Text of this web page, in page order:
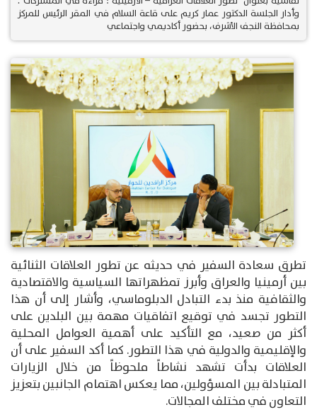
وأدار الجلسة الدكتور عمار كريم على قاعة السلام في المقر الرئيس للمركز
بمحافظة النجف الأشرف، بحضور أكاديمي واجتماعي
تطرق سعادة السفير في حديثه عن تطور العلاقات الثنائية
بين أرمينيا والعراق وأبرز تمظهراتها السياسية والاقتصادية
والثقافية منذ بدء التبادل الدبلوماسي، وأشار إلى أن هذا
التطور تجسد في توقيع اتفاقيات مهمة بين البلدين على
أكثر من صعيد، مع التأكيد على أهمية العوامل المحلية
والإقليمية والدولية في هذا التطور. كما أكد السفير على أن
العلاقات بدأت تشهد نشاطاً ملحوظاً من خلال الزيارات
المتبادلة بين المسؤولين، مما يعكس اهتمام الجانبين بتعزيز
التعاون في مختلف المجالات.